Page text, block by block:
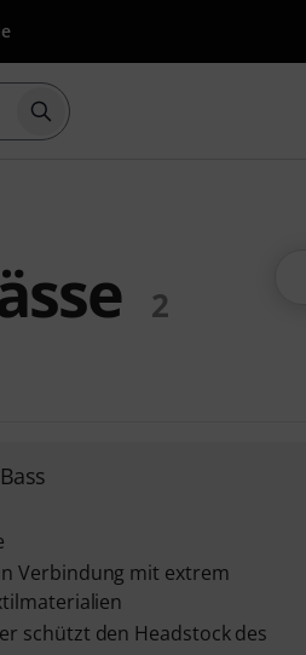
Suche mit Suchwort
2
Verbindung mit extrem
schützt den Headstock des